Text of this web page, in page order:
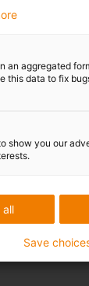
an aggregated
this data to fix
show you our
all
Save